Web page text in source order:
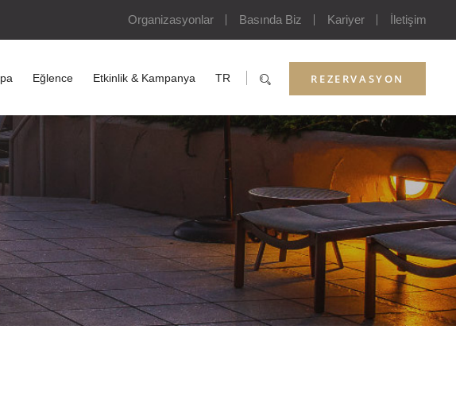
Organizasyonlar Basında Biz Kariyer İletişim
Eğlence Etkinlik & Kampanya TR REZERVASYON